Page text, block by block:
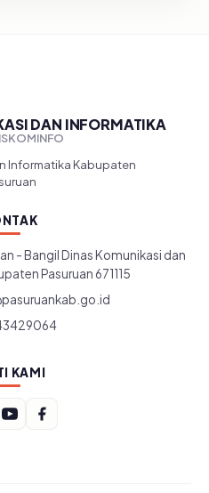
DAN INFORMATIKA
Informatika Kabupaten
- Bangil Dinas Komunikasi dan
Pasuruan 671115
KAMI